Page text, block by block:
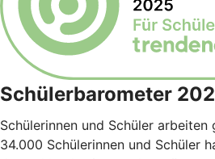
Schülerbarometer
Schülerinnen und Schüler arbeiten
34.000 Schülerinnen und Schüler